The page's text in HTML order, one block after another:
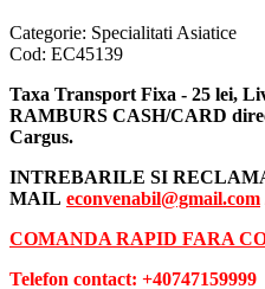
Categorie: Specialitati Asiatice
Cod: EC45139
Taxa Transport Fixa - 25 lei,
RAMBURS CASH/CARD
Cargus.
INTREBARILE SI
MAIL econvenabil@gmail.com
COMANDA RAPID FARA
Telefon contact: +40747159999